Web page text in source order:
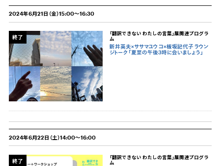
2024年6月21日（金）15:00～16:30
終了
「翻訳できない わたしの言葉」展関連プログラ
ム
新井英夫×ササマユウコ×板坂記代子 ラウン
ジトーク「夏至の午後3時に会いましょう」
2024年6月22日（土）14:00～16:00
終了
「翻訳できない わたしの言葉」展関連プログラ
ム